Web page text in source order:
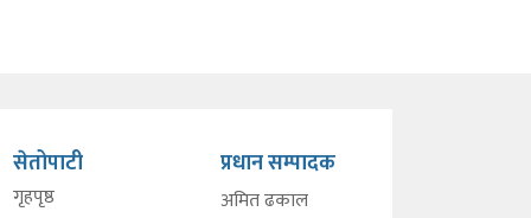
सेतोपाटी
गृहपृष्ठ
प्रधान सम्पादक
अमित ढकाल